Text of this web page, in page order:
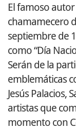
El famoso
chamamecero
septiembre de
como “Día
Serán de la
emblemáticas
Jesús Palacios,
artistas que
momento con